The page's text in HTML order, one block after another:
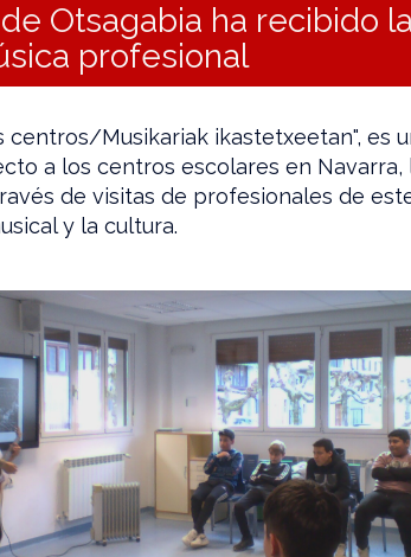
Otsagabia ha recibido
profesional
centros/Musikariak ikastetxeetan", es
a los centros escolares en Navarra,
de visitas de profesionales de
y la cultura.